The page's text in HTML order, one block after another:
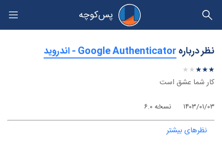
پس‌کوچه
حریم خصوصی
نظر درباره‫Google Authenticator - اندروید
★★★★★
★
★
★
★
★
کار شما عشق است
۱۴۰۳/۰۱/۰۳ نسخه ۶.۰
نظرهای بیشتر